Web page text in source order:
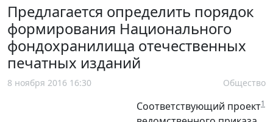
Предлагается определить порядок
формирования Национального
фондохранилища отечественных
печатных изданий
8 ноября 2016 16:30 Общество
Соответствующий проект1